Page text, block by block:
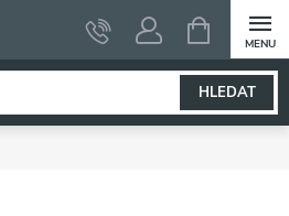
HLEDAT
NÁKUPNÍ
KOŠÍK